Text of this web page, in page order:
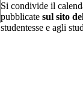
Si condivide il
pubblicate sul sito
studentesse e agli